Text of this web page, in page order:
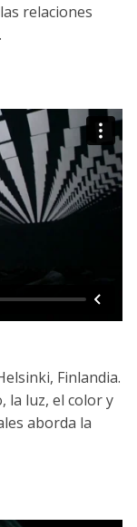
relaciones
Finlandia.
la luz, el color y
aborda la